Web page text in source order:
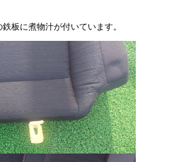
板に煮物汁が付いています。